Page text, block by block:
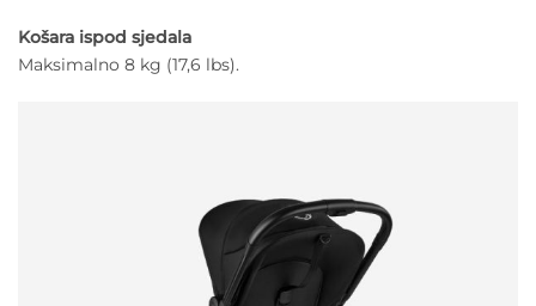
Košara ispod sjedala
Maksimalno 8 kg (17,6 lbs).